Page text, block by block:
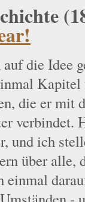
die Idee
die er mit
verbindet.
und ich
über alle,